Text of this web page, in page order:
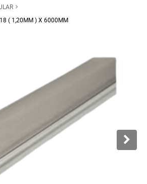
( 1,20MM ) X 6000MM